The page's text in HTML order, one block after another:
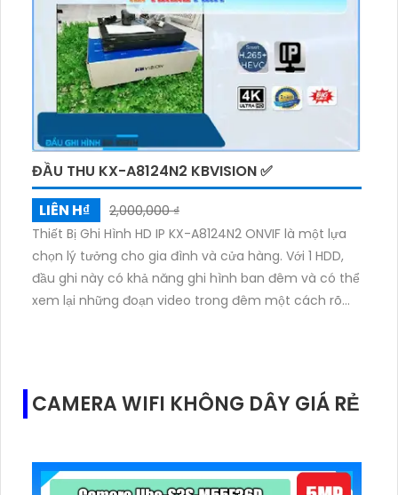
ĐẦU THU KX-A8124N2 KBVISION ✅
LIÊN H₫
2,000,000 ₫
Thiết Bị Ghi Hình HD IP KX-A8124N2 ONVIF là một lựa
chọn lý tưởng cho gia đình và cửa hàng. Với 1 HDD,
đầu ghi này có khả năng ghi hình ban đêm và có thể
xem lại những đoạn video trong đêm một cách rõ
sát qua điện thoại trở nên nhanh chóng hơn.
H.265+/H.265/H.264+/H.264 có mặt trên đầu ghi này
CAMERA WIFI KHÔNG DÂY GIÁ RẺ